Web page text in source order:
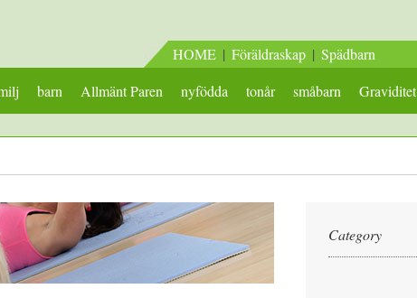
HOME | Föräldraskap | Spädbarn
barn Allmänt Paren nyfödda tonår småbarn Graviditet
Category